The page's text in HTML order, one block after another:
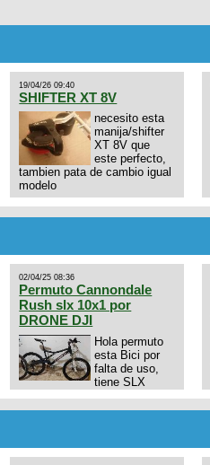
19/04/26 09:40
SHIFTER XT 8V
necesito esta
manija/shifter
XT 8V que
este perfecto,
tambien pata de cambio igual
modelo
02/04/25 08:36
Permuto Cannondale
Rush slx 10x1 por
DRONE DJI
Hola permuto
esta Bici por
falta de uso,
tiene SLX
Horquilla Axon tope de gama
por drone de la marca Dji, les